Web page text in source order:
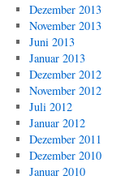
Dezember 2013
November 2013
Juni 2013
Januar 2013
Dezember 2012
November 2012
Juli 2012
Januar 2012
Dezember 2011
Dezember 2010
Januar 2010